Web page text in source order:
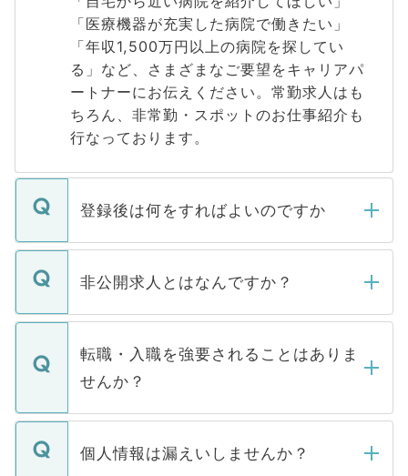
「医療機器が充実した病院で働きたい」
「年収1,500万円以上の病院を探してい
る」など、さまざまなご要望をキャリアパ
ートナーにお伝えください。常勤求人はも
ちろん、非常勤・スポットのお仕事紹介も
行なっております。
登録後は何をすればよいのですか
ご登録いただきましたら、弊社担当者がご
登録内容を確認し、その後メールもしくは
ます。通常、5営業日以内にはご連絡をせて
いただきますので、しばらくお待ちくださ
非公開求人とはなんですか？
マイナビDOCTORで取り扱っている求人の
うち約3割は、Webサイトからご覧いただ
けない「非公開求人」です。非公開求人は
下記の理由によって、一般には公開してい
ません。
■応募殺到を避けるため 人気のある医療機
転職・入職を強要されることはありま
せんか？
転職・入職を強要することは一切ありませ
ん。また、仮に応募先から内定をいただい
個人情報は漏えいしませんか？